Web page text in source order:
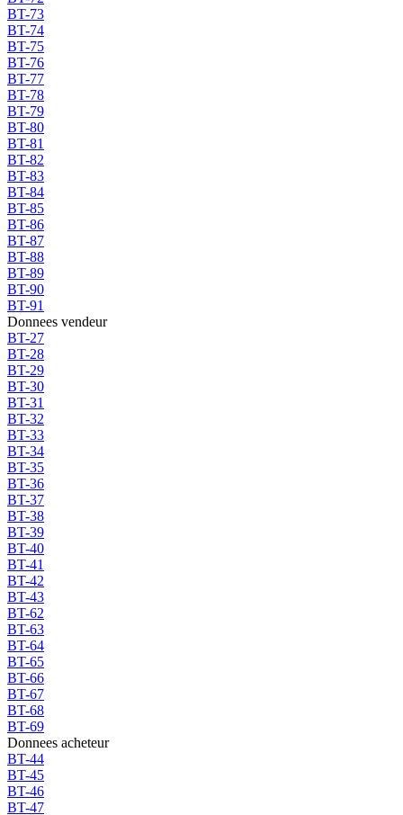
BT-73
BT-74
BT-75
BT-76
BT-77
BT-78
BT-79
BT-80
BT-81
BT-82
BT-83
BT-84
BT-85
BT-86
BT-87
BT-88
BT-89
BT-90
BT-91
Donnees vendeur
BT-27
BT-28
BT-29
BT-30
BT-31
BT-32
BT-33
BT-34
BT-35
BT-36
BT-37
BT-38
BT-39
BT-40
BT-41
BT-42
BT-43
BT-62
BT-63
BT-64
BT-65
BT-66
BT-67
BT-68
BT-69
Donnees acheteur
BT-44
BT-45
BT-46
BT-47